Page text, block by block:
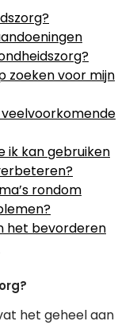
zoeken voor mijn
ik kan gebruiken
rondom
het bevorderen
het geheel aan